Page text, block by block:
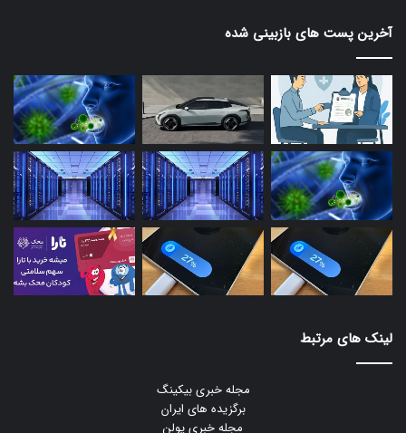
آخرین پست های بازبینی شده
لینک های مرتبط
مجله خبری بیکینگ
برگزیده های ایران
مجله خبری یولن